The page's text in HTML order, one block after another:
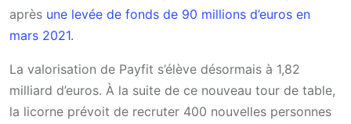
après une levée de fonds de 90 millions d’euros en
mars 2021.
La valorisation de Payfit s’élève désormais à 1,82
milliard d’euros. À la suite de ce nouveau tour de table,
la licorne prévoit de recruter 400 nouvelles personnes